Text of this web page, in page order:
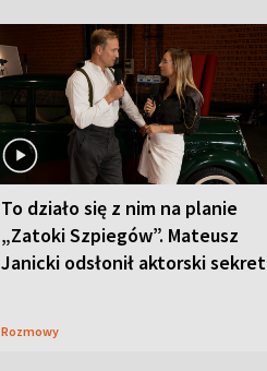
To działo się z nim na planie
„Zatoki Szpiegów”. Mateusz
Janicki odsłonił aktorski sekret
Rozmowy